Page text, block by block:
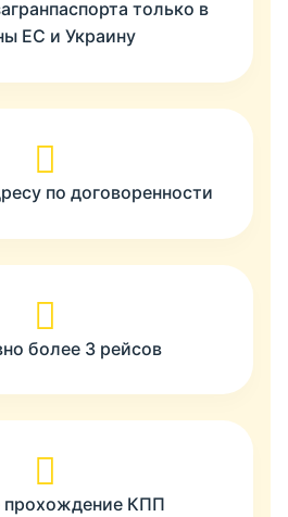
только в
ЕС и Украину
по договоренности
более 3 рейсов
прохождение КПП